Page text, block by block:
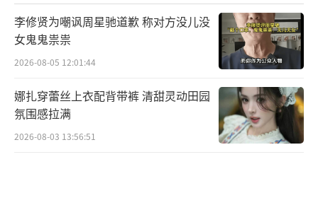
李修贤为嘲讽周星驰道歉 称对方没儿没
女鬼鬼祟祟
2026-08-05 12:01:44
娜扎穿蕾丝上衣配背带裤 清甜灵动田园
氛围感拉满
2026-08-03 13:56:51